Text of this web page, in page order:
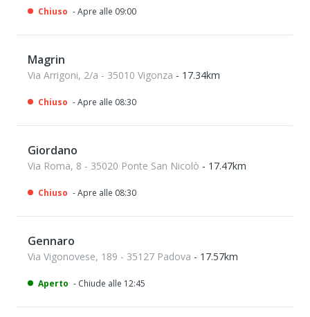
Chiuso - Apre alle 09:00
Magrin
Via Arrigoni, 2/a - 35010 Vigonza - 17.34km
Chiuso - Apre alle 08:30
Giordano
Via Roma, 8 - 35020 Ponte San Nicolò - 17.47km
Chiuso - Apre alle 08:30
Gennaro
Via Vigonovese, 189 - 35127 Padova - 17.57km
Aperto - Chiude alle 12:45